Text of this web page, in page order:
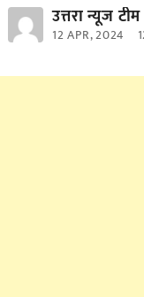
उत्तरा न्यूज टीम
12 APR, 2024